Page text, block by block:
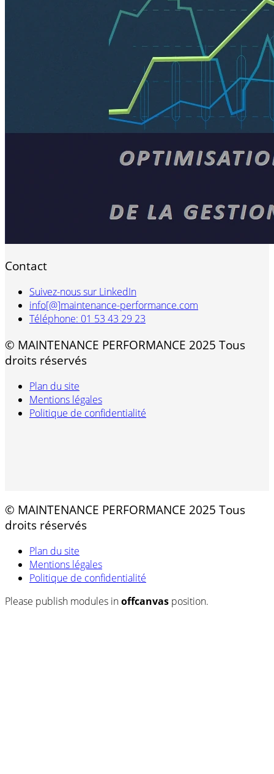
Contact
Suivez-nous sur LinkedIn
info[@]maintenance-performance.com
Téléphone: 01 53 43 29 23
© MAINTENANCE PERFORMANCE 2025 Tous
droits réservés
Plan du site
Mentions légales
Politique de confidentialité
© MAINTENANCE PERFORMANCE 2025 Tous
droits réservés
Plan du site
Mentions légales
Politique de confidentialité
Please publish modules inoffcanvas position.